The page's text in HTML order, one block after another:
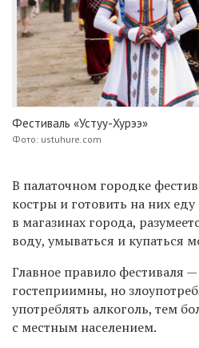
Фестиваль «Устуу-Хурээ»
Фото: ustuhure.com
В палаточном городке
костры и готовить на них
в магазинах города,
воду, умываться и купаться
Главное правило фестиваля
гостеприимны, но
употреблять алкоголь, тем
с местным населением.